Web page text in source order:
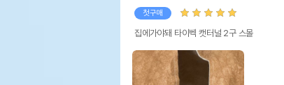
첫구매
집에가야돼 타이벡 캣터널 2구 스몰